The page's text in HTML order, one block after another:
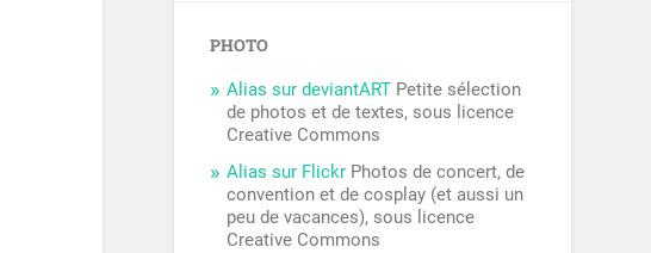
PHOTO
Alias sur deviantART Petite sélection
de photos et de textes, sous licence
Creative Commons
Alias sur Flickr Photos de concert, de
convention et de cosplay (et aussi un
peu de vacances), sous licence
Creative Commons